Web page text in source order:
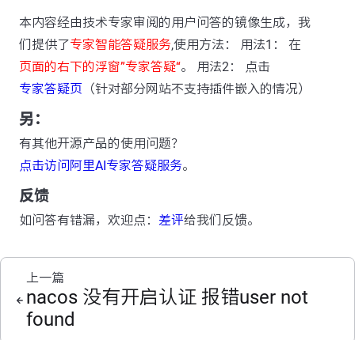
本内容经由技术专家审阅的用户问答的镜像生成，我
们提供了专家智能答疑服务,使用方法： 用法1： 在
页面的右下的浮窗”专家答疑“。 用法2： 点击
专家答疑页 （针对部分网站不支持插件嵌入的情况）
另：
有其他开源产品的使用问题？
点击访问阿里AI专家答疑服务。
反馈
如问答有错漏，欢迎点： 差评给我们反馈。
上一篇
nacos 没有开启认证 报错user not
found